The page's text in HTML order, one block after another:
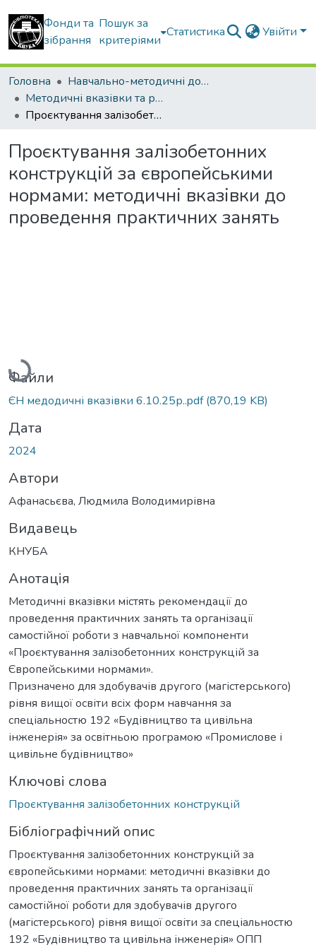
Фонди та
зібрання
Пошук за
критеріями
Статистика Увійти
Головна
Навчально-методичні документи
Методичні вказівки та рекомендації
Проєктування залізобетонних конструкцій за європейськими нормами: методичні вказівки до проведення практичних занять
Проєктування залізобетонних
конструкцій за європейськими
нормами: методичні вказівки до
проведення практичних занять
Вантажиться...
Файли
ЄН медодичні вказівки 6.10.25р..pdf(870,19 KB)
Дата
2024
Автори
Афанасьєва, Людмила Володимирівна
Видавець
КНУБА
Анотація
Методичні вказівки містять рекомендації до
проведення практичних занять та організації
самостійної роботи з навчальної компоненти
«Проєктування залізобетонних конструкцій за
Європейськими нормами».
Призначено для здобувачів другого (магістерського)
рівня вищої освіти всіх форм навчання за
спеціальностю 192 «Будівництво та цивільна
інженерія» за освітньою програмою «Промислове і
цивільне будівництво»
Ключові слова
Проєктування залізобетонних конструкцій
Бібліографічний опис
Проєктування залізобетонних конструкцій за
європейськими нормами: методичні вказівки до
проведення практичних занять та організації
самостійної роботи для здобувачів другого
(магістерського) рівня вищої освіти за спеціальностю
192 «Будівництво та цивільна інженерія» ОПП